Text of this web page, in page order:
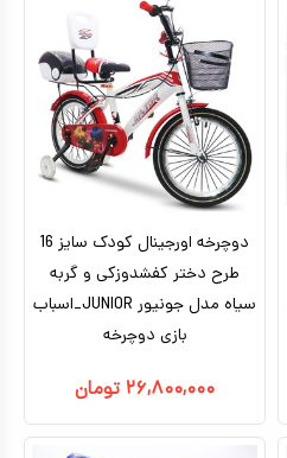
براساس برندها
ماشین شارژی_موتور شارژی
ماشین کنترلی
ماشین اسباب بازی
اکشن فیگور
عروسک دخترانه
عروسک رباتیک
ربات اسباب بازی
اسباب بازی نوزادی
دیجیتال و هوشمند
بازی فکری
بزرگسال
سگ های نگهبان
هری پاتر
دوچرخه اورجینال کودک سایز 16
طرح دختر کفشدوزکی و گربه
سیاه مدل جونیور JUNIOR_اسباب
بازی دوچرخه
۲۶,۸۰۰,۰۰۰ تومان